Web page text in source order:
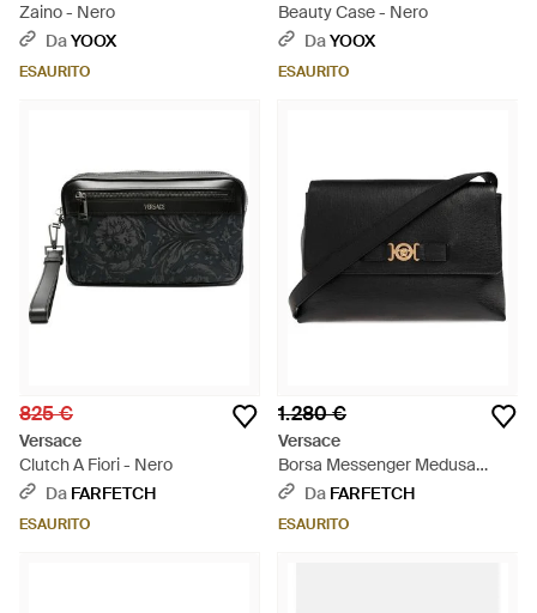
Zaino - Nero
DaYOOX
ESAURITO
Beauty Case - Nero
DaYOOX
ESAURITO
825 €
Versace
Clutch A Fiori - Nero
Da FARFETCH
ESAURITO
1.280 €
Versace
Borsa Messenger Medusa
Biggie - Nero
Da FARFETCH
ESAURITO